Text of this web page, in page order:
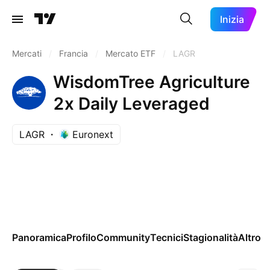
Inizia
Mercati Francia Mercato ETF LAGR
WisdomTree Agriculture
2x Daily Leveraged
LAGR Euronext
PanoramicaProfiloCommunityTecniciStagionalitàAltro